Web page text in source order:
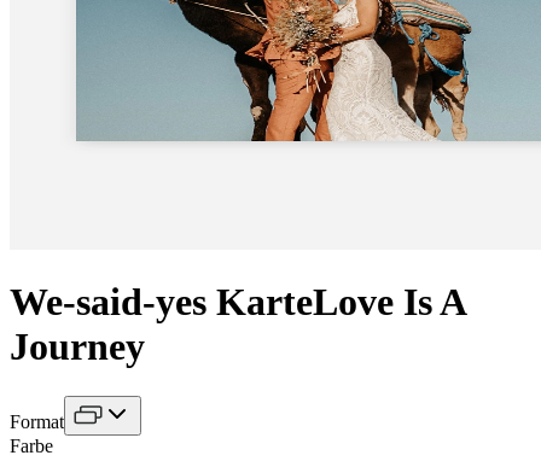
We-said-yes KarteLove Is A
Journey
Format
Farbe